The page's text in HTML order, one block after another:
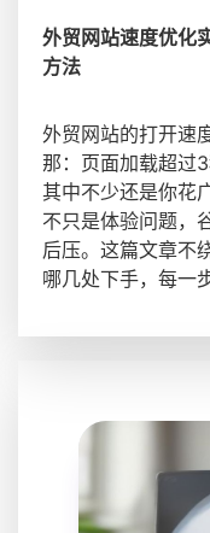
外贸网站速度优化
方法
外贸网站的打开速
那：页面加载超过
其中不少还是你花
不只是体验问题，
后压。这篇文章不
哪几处下手，每一